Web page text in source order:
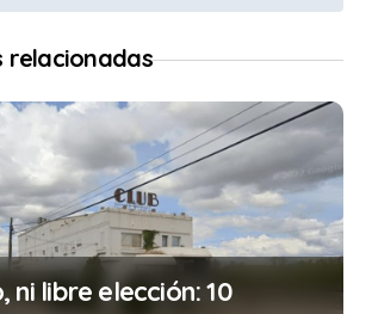
relacionadas
ni libre elección: 10